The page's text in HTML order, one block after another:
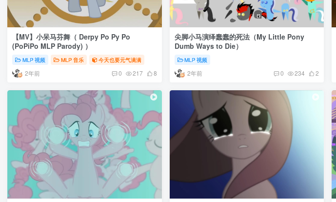
【MV】小呆马芬舞（ Derpy Po Py Po
(PoPiPo MLP Parody) ）
MLP 视频 MLP 音乐 今天也要元气满满
2年前 0 217 8
尖脚小马演绎蠢蠢的死法（My Little Pony
Dumb Ways to Die）
MLP 视频
2年前 0 234 2